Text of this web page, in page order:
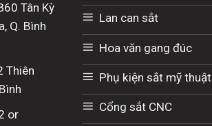
Tân Kỳ
Q. Bình
Thiên
or
Lan can sắt
Hoa văn gang đúc
Phụ kiện sắt mỹ thuật
Cổng sắt CNC